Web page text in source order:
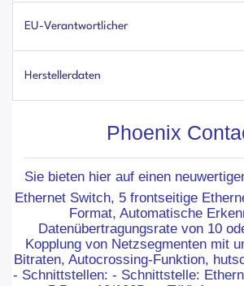
EU-Verantwortlicher
Herstellerdaten
Phoenix
Sie bieten hier auf einen
Ethernet Switch, 5 frontseitige
Format, Automatische
Datenübertragungsrate von 10
Kopplung von Netzsegmenten mit
Bitraten, Autocrossing-Funktion,
- Schnittstellen: - Schnittstelle: